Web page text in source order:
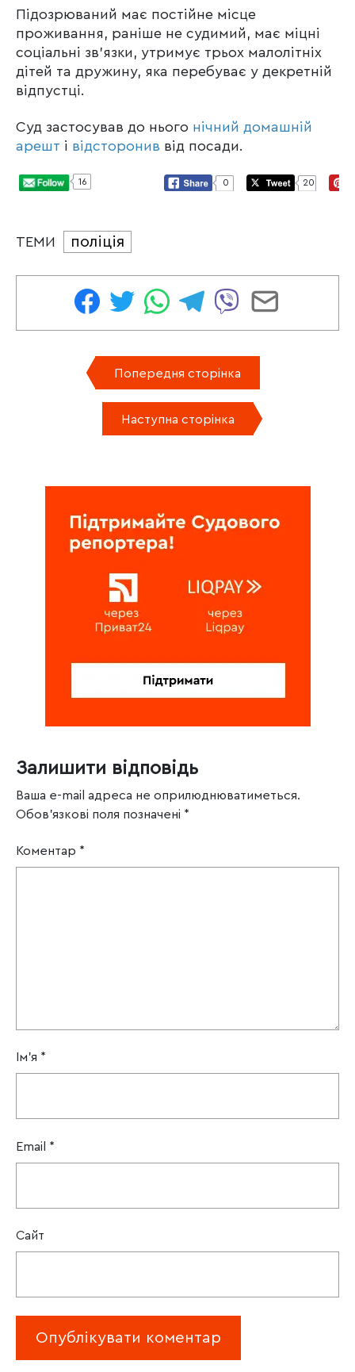
Підозрюваний має постійне місце
проживання, раніше не судимий, має міцні
соціальні зв’язки, утримує трьох малолітніх
дітей та дружину, яка перебуває у декретній
відпустці.
Суд застосував до нього нічний домашній
арешт і відсторонив від посади.
16 0 20
ТЕМИ поліція
Попередня сторінка
Наступна сторінка
Залишити відповідь
Ваша e-mail адреса не оприлюднюватиметься.
Обов’язкові поля позначені *
Коментар *
Ім'я *
Email *
Сайт